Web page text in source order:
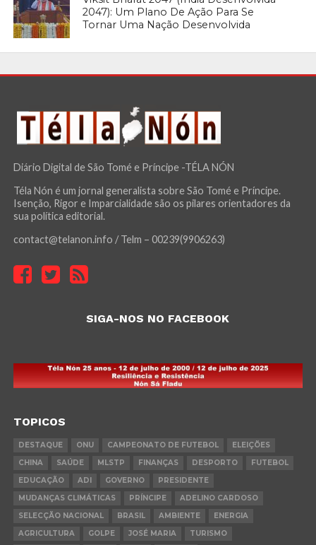
2047): Um Plano De Ação Para Se
Tornar Uma Nação Desenvolvida
Diário Digital de São Tomé e Príncipe -TÉLA NÓN
Téla Nón é um jornal generalista sobre São Tomé e Príncipe.
Isenção, Rigor e Imparcialidade são os pilares orientadores da
sua política editorial.
contact@telanon.info / Telm – 00239(9906263)
SIGA-NOS NO FACEBOOK
TOPICOS
DESTAQUE ONU CAMPEONATO DE FUTEBOL
ELEIÇÕES
CHINA
SAÚDE MLSTP FINANÇAS DESPORTO
FUTEBOL
EDUCAÇÃO
ADI GOVERNO
PRESIDENTE
MUDANÇAS CLIMÁTICAS
PRÍNCIPE
ADELINO CARDOSO
SELECÇÃO NACIONAL
BRASIL AMBIENTE
ENERGIA
AGRICULTURA
GOLPE JOSÉ MARIA TURISMO